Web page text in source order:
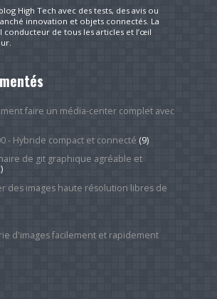
High Tech avec des tests, des avis ou
innovation et objets connectés. La
de tous les articles et l’œil
faire un média-center complet avec
- Hybride compact et connecté (9)
de git graphique agréable et
des images haute résolution libres de
d'images facilement et rapidement